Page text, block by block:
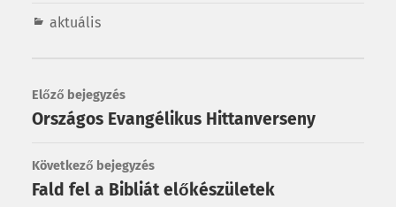
aktuális
Előző bejegyzés
Országos Evangélikus Hittanverseny
Következő bejegyzés
Fald fel a Bibliát előkészületek